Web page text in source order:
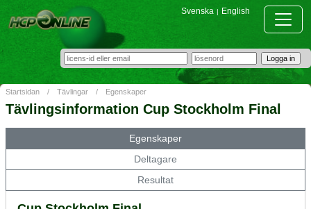
Svenska | English
Startsidan / Tävlingar / Egenskaper
Tävlingsinformation Cup Stockholm Final
Egenskaper
Deltagare
Resultat